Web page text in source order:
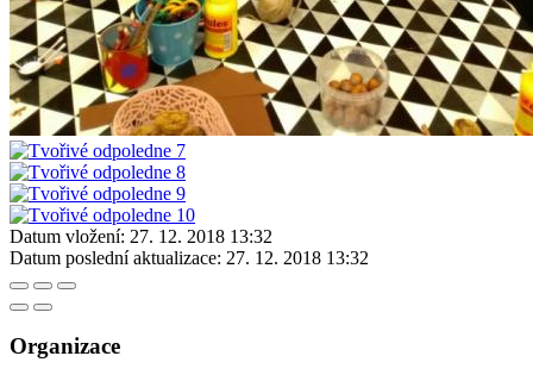
Datum vložení: 27. 12. 2018 13:32
Datum poslední aktualizace: 27. 12. 2018 13:32
Organizace